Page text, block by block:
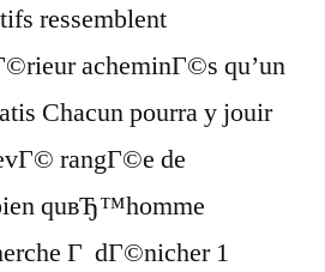
ressemblent
acheminГ©s qu’un
Chacun pourra y jouir
rangГ©e de
quвЂ™homme
Г dГ©nicher 1